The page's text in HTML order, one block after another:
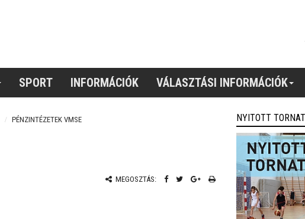
SPORT INFORMÁCIÓK VÁLASZTÁSI INFORMÁCIÓK
PÉNZINTÉZETEK VMSE
MEGOSZTÁS:
NYITOTT